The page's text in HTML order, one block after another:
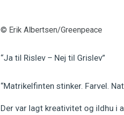
© Erik Albertsen/Greenpeace
“Ja til Rislev – Nej til Grislev”
“Matrikelfinten stinker. Farvel.
Der var lagt kreativitet og ildhu i